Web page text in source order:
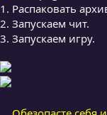
1. Распаковать
2. Запускаем чит.
3. Запускаем игру.